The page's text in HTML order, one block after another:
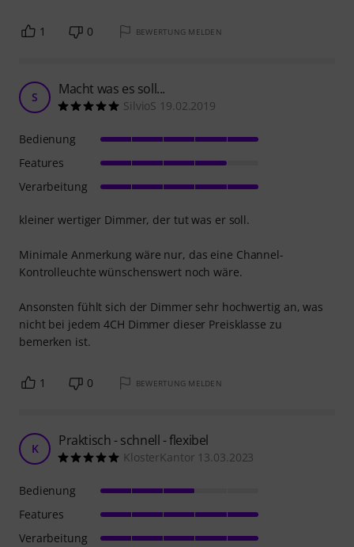
1 0 BEWERTUNG MELDEN
S Macht was es soll...
SilvioS 19.02.2019
kleiner wertiger Dimmer, der tut was er soll.
Minimale Anmerkung wäre nur, das eine Channel-
Kontrolleuchte wünschenswert noch wäre.
Ansonsten fühlt sich der Dimmer sehr hochwertig an, was
nicht bei jedem 4CH Dimmer dieser Preisklasse zu
bemerken ist.
Bedienung
Features
Verarbeitung
1 0 BEWERTUNG MELDEN
K Praktisch - schnell - flexibel
KlosterKantor 13.03.2023
Bedienung
Features
Verarbeitung